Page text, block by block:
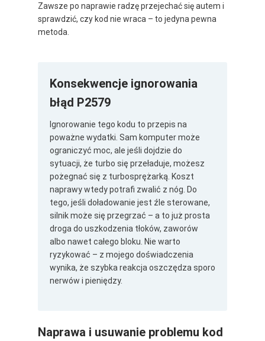
Zawsze po naprawie radzę przejechać się autem i
sprawdzić, czy kod nie wraca – to jedyna pewna
metoda.
Konsekwencje ignorowania
błąd P2579
Ignorowanie tego kodu to przepis na
poważne wydatki. Sam komputer może
ograniczyć moc, ale jeśli dojdzie do
sytuacji, że turbo się przeładuje, możesz
pożegnać się z turbosprężarką. Koszt
naprawy wtedy potrafi zwalić z nóg. Do
tego, jeśli doładowanie jest źle sterowane,
silnik może się przegrzać – a to już prosta
droga do uszkodzenia tłoków, zaworów
albo nawet całego bloku. Nie warto
ryzykować – z mojego doświadczenia
wynika, że szybka reakcja oszczędza sporo
nerwów i pieniędzy.
Naprawa i usuwanie problemu kod